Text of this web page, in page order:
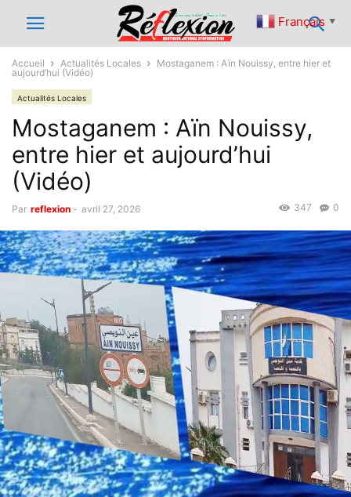
Accueil Actualités Locales
Mostaganem : Aïn Nouissy, entre hier et
aujourd’hui (Vidéo)
Actualités Locales
Mostaganem : Aïn Nouissy,
entre hier et aujourd’hui
(Vidéo)
Par reflexion - avril 27, 2026 0
347
Français ▼